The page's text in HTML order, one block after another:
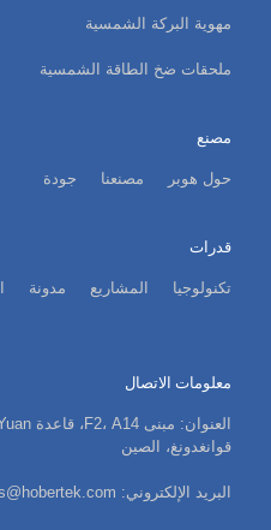
مهوية البركة الشمسية
ملحقات ضخ الطاقة الشمسية
مصنع
حول هوبر مصنعنا جودة
قدرات
تكنولوجيا المشاريع مدونة
معلومات الاتصال
قوانغدونغ، الصين
البريد الإلكتروني: sales@hobertek.com